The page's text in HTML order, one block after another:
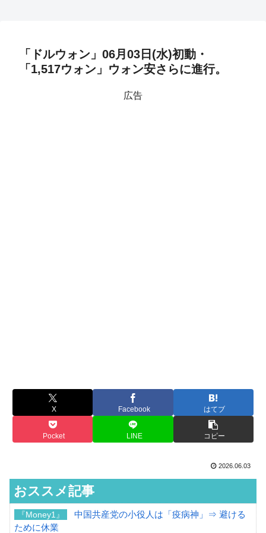
「ドルウォン」06月03日(水)初動・
「1,517ウォン」ウォン安さらに進行。
広告
X Facebook はてブ
Pocket LINE コピー
2026.06.03
おススメ記事
『Money1』
中国共産党の小役人は「疫病神」⇒ 避ける
ために休業